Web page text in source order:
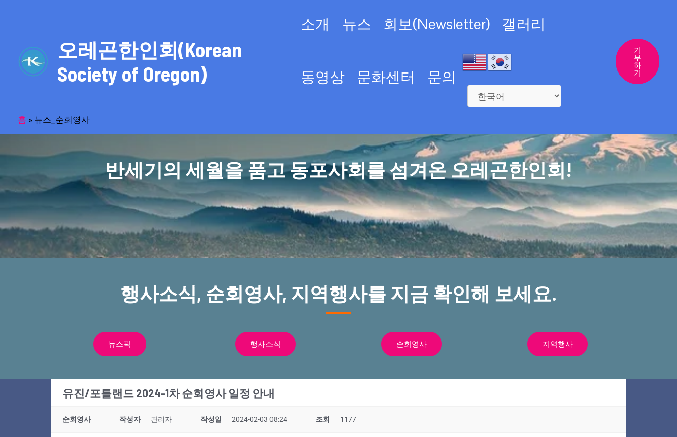
오레곤한인회(Korean
Society of Oregon)
소개 뉴스 회보(Newsletter) 갤러리
동영상 문화센터 문의
기
부
하
기
홈 » 뉴스_순회영사
반세기의 세월을 품고 동포사회를 섬겨온 오레곤한인회!
행사소식, 순회영사, 지역행사를 지금 확인해 보세요.
뉴스픽 행사소식 순회영사 지역행사
유진/포틀랜드 2024-1차 순회영사 일정 안내
순회영사 작성자 관리자 작성일 2024-02-03 08:24 조회 1177